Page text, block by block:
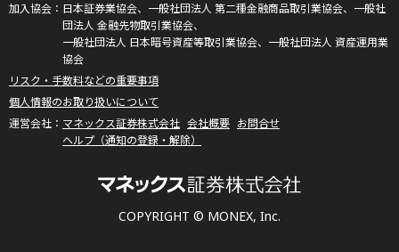
COPYRIGHT © MONEX, Inc.
日本証券業協会、一般社団法人 第二種金融商品取引業協会、一般社
団法人 金融先物取引業協会、
一般社団法人 日本暗号資産等取引業協会、一般社団法人 資産運用業
協会
リスク・手数料などの重要事項
個人情報のお取り扱いについて
マネックス証券株式会社 会社概要 お問合せ
ヘルプ（通知の登録・解除）